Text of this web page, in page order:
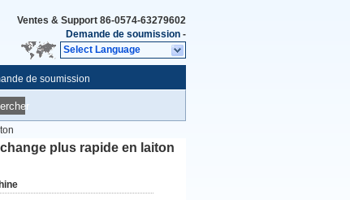
Ventes & Support 86-0574-63279602
Demande de soumission -
Select Language
de soumission
plus rapide en laiton